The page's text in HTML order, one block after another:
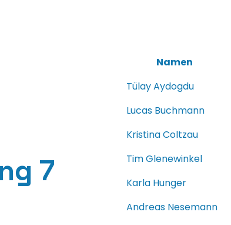
7
Namen
Tülay Aydogdu
Lucas Buchmann
Kristina Coltzau
Tim Glenewinkel
Karla Hunger
Andreas Nesemann